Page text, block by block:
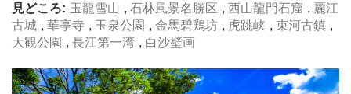
見どころ: 玉龍雪山 , 石林風景名勝区 , 西山龍門石窟 , 麗江
古城 , 華亭寺 , 玉泉公園 , 金馬碧鶏坊 , 虎跳峡 , 束河古鎮 ,
大観公園 , 長江第一湾 , 白沙壁画